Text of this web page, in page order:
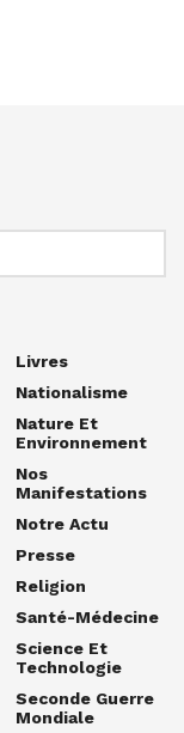
Livres
Nationalisme
Nature Et
Environnement
Nos
Manifestations
Notre Actu
Presse
Religion
Santé-Médecine
Science Et
Technologie
Seconde Guerre
Mondiale